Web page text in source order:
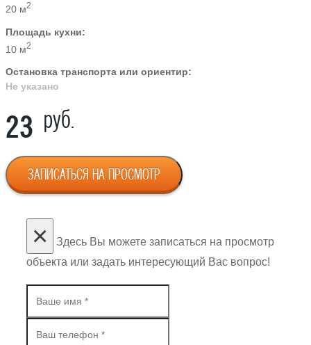
20 м2
Площадь кухни:
10 м2
Остановка транспорта или ориентир:
Не указано
23 руб.
ЗАПИСАТЬСЯ НА ПРОСМОТР
×
Здесь Вы можете записаться на просмотр
объекта или задать интересующий Вас вопрос!